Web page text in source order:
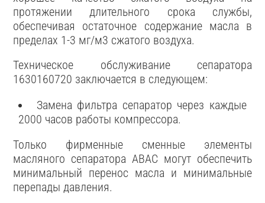
протяжении длительного срока службы,
обеспечивая остаточное содержание масла в
пределах 1-3 мг/м3 сжатого воздуха.
Техническое обслуживание сепаратора
1630160720 заключается в следующем:
Замена фильтра сепаратор через каждые
2000 часов работы компрессора.
Только фирменные сменные элементы
масляного сепаратора ABAC могут обеспечить
минимальный перенос масла и минимальные
перепады давления.